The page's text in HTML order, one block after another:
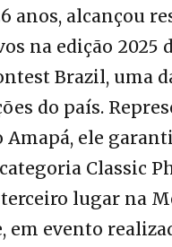
anos, alcançou
na edição 2025
Brazil, uma
do país.
Amapá, ele
Classic
lugar na
em evento